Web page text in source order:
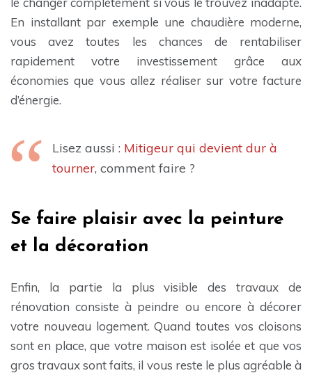
En installant par exemple une chaudière moderne,
vous avez toutes les chances de rentabiliser
rapidement votre investissement grâce aux
économies que vous allez réaliser sur votre facture
d’énergie.
Lisez aussi : Mitigeur qui devient dur à
tourner, comment faire ?
Se faire plaisir avec la peinture
et la décoration
Enfin, la partie la plus visible des travaux de
rénovation consiste à peindre ou encore à décorer
votre nouveau logement. Quand toutes vos cloisons
sont en place, que votre maison est isolée et que vos
gros travaux sont faits, il vous reste le plus agréable à